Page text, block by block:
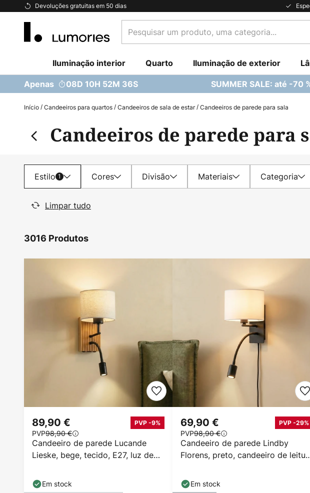
Devoluções gratuitas em 50 dias
Ir
Conteúdo
um
uma
categoria...
Iluminação interior Quarto Iluminação de exterior
Apenas 08D 10H 52M 34S SUMMER SALE: até -70
Início Candeeiros para quartos Candeeiros de sala de estar Candeeiros de parede para sala
Candeeiros de parede para
Estilo 1 Cores Divisão Materiais Categoria
Limpar tudo
3016 Produtos
Candeeiro de parede Lucande
Lieske, bege, tecido, E27, luz de
89,90 € PVP -9%
PVP98,90 €
Em stock
Candeeiro de parede Lindby
Florens, preto, candeeiro de
69,90 € PVP -29%
PVP98,90 €
Em stock